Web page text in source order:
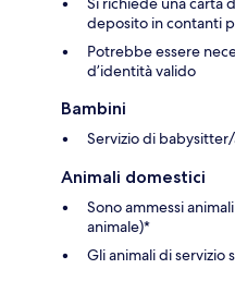
deposito in contanti
Potrebbe essere
d’identità valido
Bambini
Servizio di
Animali domestici
Sono ammessi
animale)*
Gli animali di servizio